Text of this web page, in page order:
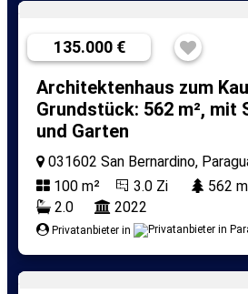
135.000 €
Architektenhaus zum
Grundstück: 562 m², mit
und Garten
031602 San Bernardino,
100 m² 3.0 Zi 562
2.0
2022
Privatanbieter in